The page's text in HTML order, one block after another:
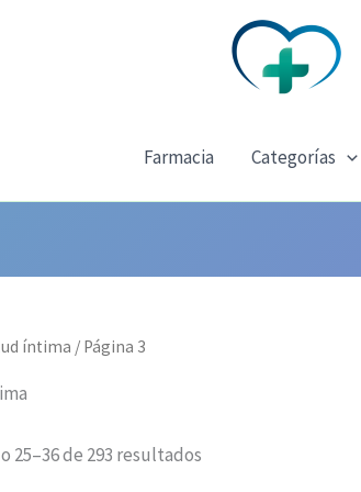
Farmacia Categorías
íntima / Página 3
25–36 de 293 resultados